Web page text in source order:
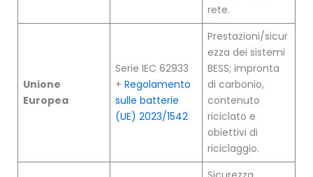
rete.
Unione
Europea
Serie IEC 62933
+ Regolamento
sulle batterie
(UE) 2023/1542
Prestazioni/sicur
ezza dei sistemi
BESS; impronta
di carbonio,
contenuto
riciclato e
obiettivi di
riciclaggio.